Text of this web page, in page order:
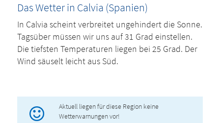
Das Wetter in Calvia (Spanien)
In Calvia scheint verbreitet ungehindert die Sonne.
Tagsüber müssen wir uns auf 31 Grad einstellen.
Die tiefsten Temperaturen liegen bei 25 Grad. Der
Wind säuselt leicht aus Süd.
Aktuell liegen für diese Region keine
Wetterwarnungen vor!